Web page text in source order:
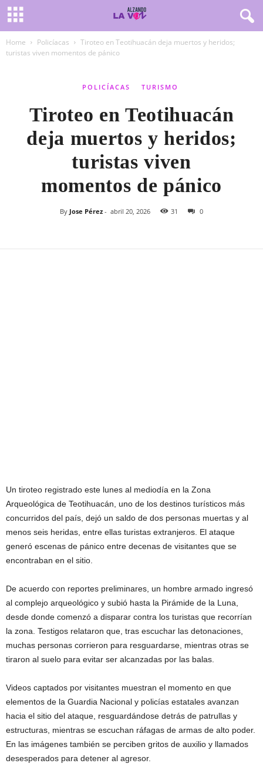
Home Policíacas
Tiroteo en Teotihuacán deja muertos y heridos;
turistas viven momentos de pánico
POLICÍACAS TURISMO
Tiroteo en Teotihuacán
deja muertos y heridos;
turistas viven
momentos de pánico
By Jose Pérez - abril 20, 2026 31 0
Un tiroteo registrado este lunes al mediodía en la Zona
Arqueológica de Teotihuacán, uno de los destinos turísticos más
concurridos del país, dejó un saldo de dos personas muertas y al
menos seis heridas, entre ellas turistas extranjeros. El ataque
generó escenas de pánico entre decenas de visitantes que se
encontraban en el sitio.
De acuerdo con reportes preliminares, un hombre armado ingresó
al complejo arqueológico y subió hasta la Pirámide de la Luna,
desde donde comenzó a disparar contra los turistas que recorrían
la zona. Testigos relataron que, tras escuchar las detonaciones,
muchas personas corrieron para resguardarse, mientras otras se
tiraron al suelo para evitar ser alcanzadas por las balas.
Videos captados por visitantes muestran el momento en que
elementos de la Guardia Nacional y policías estatales avanzan
hacia el sitio del ataque, resguardándose detrás de patrullas y
estructuras, mientras se escuchan ráfagas de armas de alto poder.
En las imágenes también se perciben gritos de auxilio y llamados
desesperados para detener al agresor.